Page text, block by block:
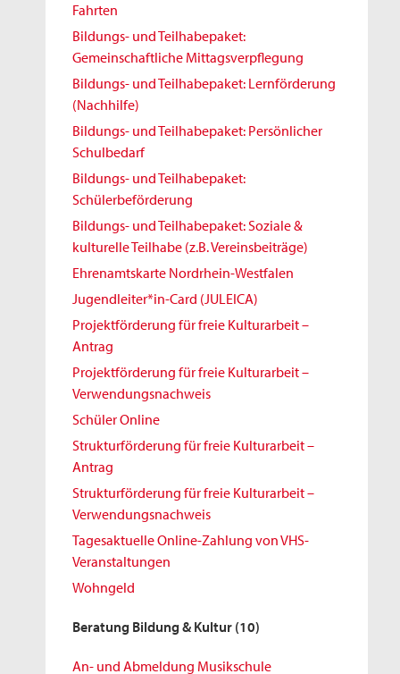
Fahrten
Bildungs- und Teilhabepaket:
Gemeinschaftliche Mittagsverpflegung
Bildungs- und Teilhabepaket: Lernförderung
(Nachhilfe)
Bildungs- und Teilhabepaket: Persönlicher
Schulbedarf
Bildungs- und Teilhabepaket:
Schülerbeförderung
Bildungs- und Teilhabepaket: Soziale &
kulturelle Teilhabe (z.B. Vereinsbeiträge)
Ehrenamtskarte Nordrhein-Westfalen
Jugendleiter*in-Card (JULEICA)
Projektförderung für freie Kulturarbeit –
Antrag
Projektförderung für freie Kulturarbeit –
Verwendungsnachweis
Schüler Online
Strukturförderung für freie Kulturarbeit –
Antrag
Strukturförderung für freie Kulturarbeit –
Verwendungsnachweis
Tagesaktuelle Online-Zahlung von VHS-
Veranstaltungen
Wohngeld
Beratung Bildung & Kultur (10)
An- und Abmeldung Musikschule